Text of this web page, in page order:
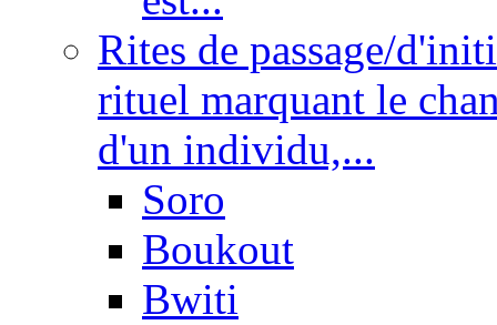
Rites de passage/
rituel marquant le
d'un individu,...
Soro
Boukout
Bwiti